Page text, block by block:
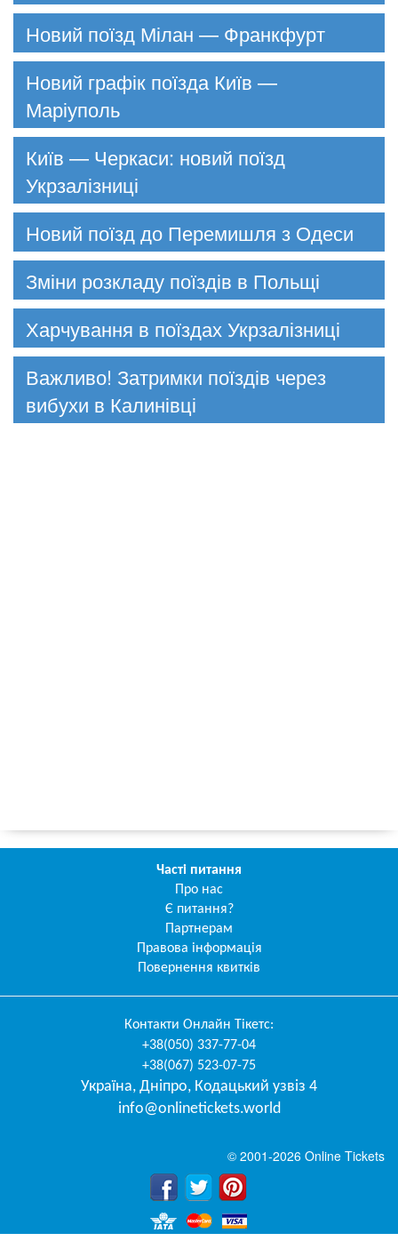
Новий поїзд Мілан — Франкфурт
Новий графік поїзда Київ —
Маріуполь
Київ — Черкаси: новий поїзд
Укрзалізниці
Новий поїзд до Перемишля з Одеси
Зміни розкладу поїздів в Польщі
Харчування в поїздах Укрзалізниці
Важливо! Затримки поїздів через
вибухи в Калинівці
Часті питання
Про нас
Є питання?
Партнерам
Правова інформація
Повернення квитків
Контакти Онлайн Тікетс:
+38(050) 337-77-04
+38(067) 523-07-75
Україна, Дніпро, Кодацький узвіз 4
info@onlinetickets.world
© 2001-2026 Online Tickets